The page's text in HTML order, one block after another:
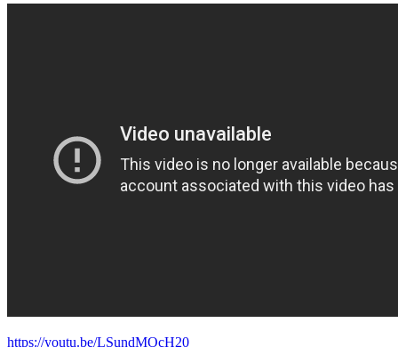
https://youtu.be/LSundMOcH20